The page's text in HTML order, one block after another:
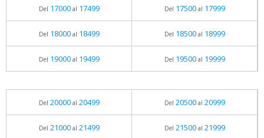
Del 17000al 17499 Del 17500al 17999
Del 18000al 18499 Del 18500al 18999
Del 19000al 19499 Del 19500al 19999
Del 20000al 20499 Del 20500al 20999
Del 21000al 21499 Del 21500al 21999